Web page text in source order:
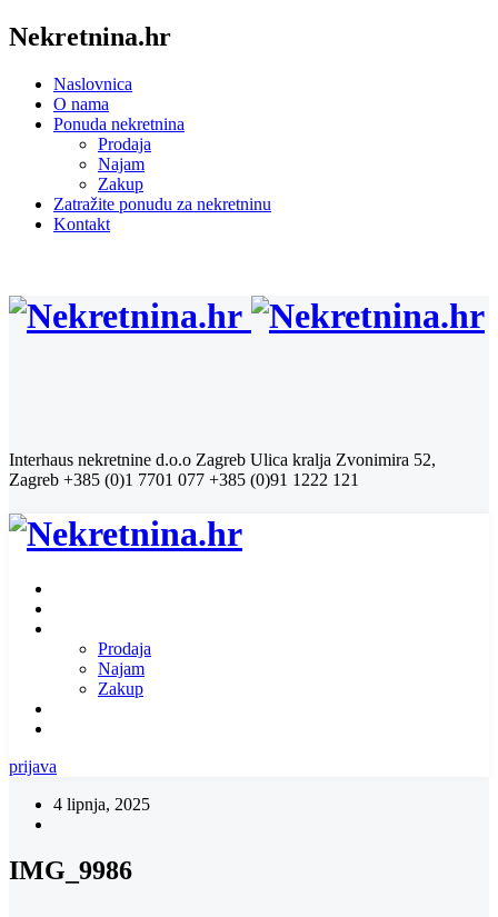
Nekretnina.hr
Naslovnica
O nama
Ponuda nekretnina
Prodaja
Najam
Zakup
Zatražite ponudu za nekretninu
Kontakt
Interhaus nekretnine d.o.o Zagreb Ulica kralja Zvonimira 52,
Zagreb +385 (0)1 7701 077 +385 (0)91 1222 121
Prodaja
Najam
Zakup
prijava
4 lipnja, 2025
IMG_9986